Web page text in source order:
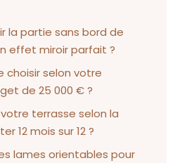
la partie sans bord de
effet miroir parfait ?
choisir selon votre
de 25 000 € ?
terrasse selon la
12 mois sur 12 ?
lames orientables pour